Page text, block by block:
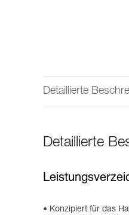
Detaillierte
Detaillierte
Konzipiert für das